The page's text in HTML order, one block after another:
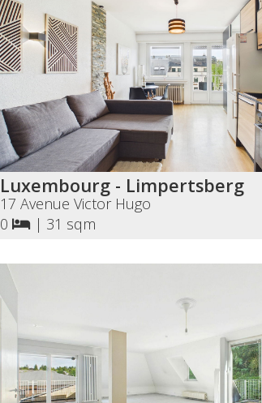
Luxembourg - Limpertsberg
17 Avenue Victor Hugo
0
| 31 sqm